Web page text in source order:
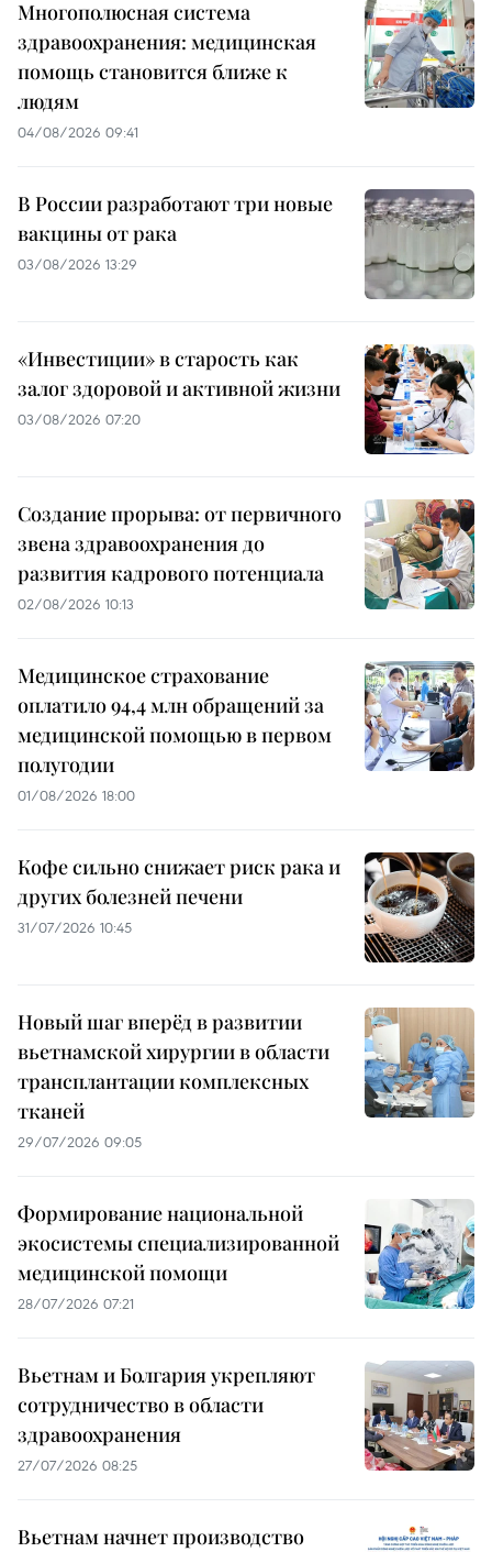
Многополюсная система
здравоохранения: медицинская
помощь становится ближе к
людям
04/08/2026 09:41
В России разработают три новые
вакцины от рака
03/08/2026 13:29
«Инвестиции» в старость как
залог здоровой и активной жизни
03/08/2026 07:20
Создание прорыва: от первичного
звена здравоохранения до
развития кадрового потенциала
02/08/2026 10:13
Медицинское страхование
оплатило 94,4 млн обращений за
медицинской помощью в первом
полугодии
01/08/2026 18:00
Кофе сильно снижает риск рака и
других болезней печени
31/07/2026 10:45
Новый шаг вперёд в развитии
вьетнамской хирургии в области
трансплантации комплексных
тканей
29/07/2026 09:05
Формирование национальной
экосистемы специализированной
медицинской помощи
28/07/2026 07:21
Вьетнам и Болгария укрепляют
сотрудничество в области
здравоохранения
27/07/2026 08:25
Вьетнам начнет производство